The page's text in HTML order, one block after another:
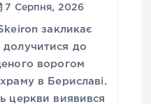
7 Серпня, 2026
закликає
до
ворогом
в Бериславі.
церкви виявився